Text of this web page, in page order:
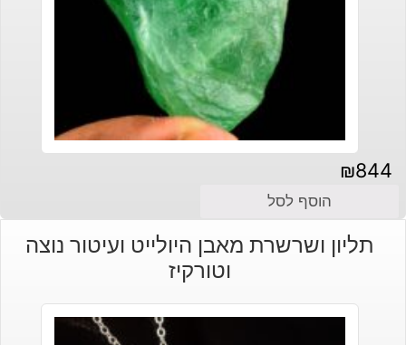
₪844
הוסף לסל
תליון ושרשרת מאבן היולייט ועיטור נוצה
וטורקיז